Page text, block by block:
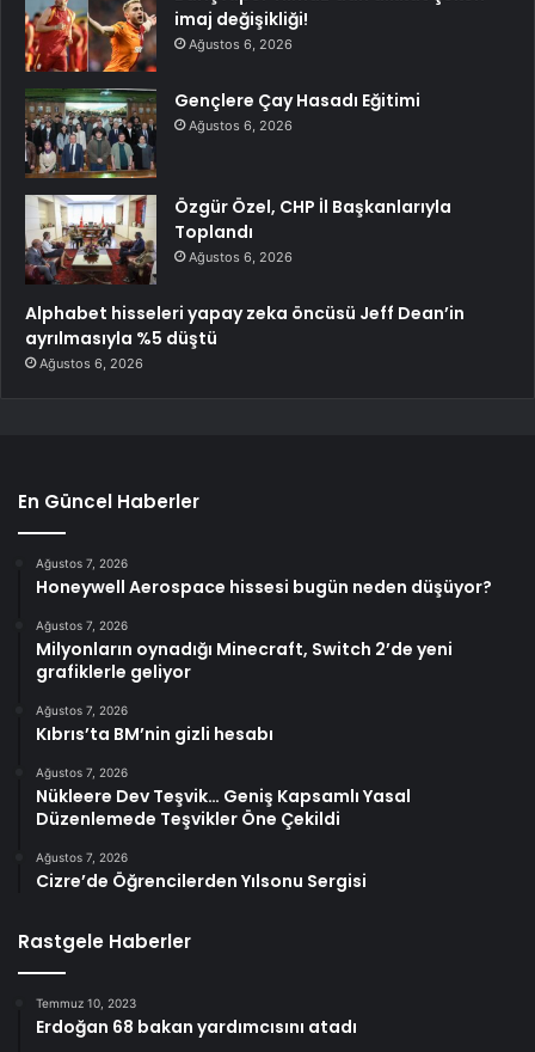
imaj değişikliği!
Ağustos 6, 2026
Gençlere Çay Hasadı Eğitimi
Ağustos 6, 2026
Özgür Özel, CHP İl Başkanlarıyla
Toplandı
Ağustos 6, 2026
Alphabet hisseleri yapay zeka öncüsü Jeff Dean’in
ayrılmasıyla %5 düştü
Ağustos 6, 2026
En Güncel Haberler
Ağustos 7, 2026
Honeywell Aerospace hissesi bugün neden düşüyor?
Ağustos 7, 2026
Milyonların oynadığı Minecraft, Switch 2’de yeni
grafiklerle geliyor
Ağustos 7, 2026
Kıbrıs’ta BM’nin gizli hesabı
Ağustos 7, 2026
Nükleere Dev Teşvik… Geniş Kapsamlı Yasal
Düzenlemede Teşvikler Öne Çekildi
Ağustos 7, 2026
Cizre’de Öğrencilerden Yılsonu Sergisi
Rastgele Haberler
Temmuz 10, 2023
Erdoğan 68 bakan yardımcısını atadı